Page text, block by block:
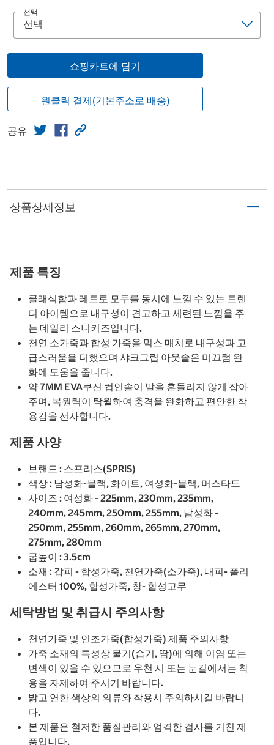
선택
쇼핑카트에 담기
원클릭 결제(기본주소로 배송)
공유
상품상세정보
제품 특징
클래식함과 레트로 모두를 동시에 느낄 수 있는 트렌
디 아이템으로 내구성이 견고하고 세련된 느낌을 주
는 데일리 스니커즈입니다.
천연 소가죽과 합성 가죽을 믹스 매치로 내구성과 고
급스러움을 더했으며 샤크그립 아웃솔은 미끄럼 완
화에 도움을 줍니다.
약 7MM EVA쿠션 컵인솔이 발을 흔들리지 않게 잡아
주며, 복원력이 탁월하여 충격을 완화하고 편안한 착
용감을 선사합니다.
제품 사양
브랜드 : 스프리스(SPRIS)
색상 : 남성화-블랙, 화이트, 여성화-블랙, 머스타드
사이즈 : 여성화 - 225mm, 230mm, 235mm,
240mm, 245mm, 250mm, 255mm, 남성화 -
250mm, 255mm, 260mm, 265mm, 270mm,
275mm, 280mm
굽높이 : 3.5cm
소재 : 갑피 - 합성가죽, 천연가죽(소가죽), 내피- 폴리
에스터 100%, 합성가죽, 창- 합성고무
세탁방법 및 취급시 주의사항
천연가죽 및 인조가죽(합성가죽) 제품 주의사항
가죽 소재의 특성상 물기(습기, 땀)에 의해 이염 또는
변색이 있을 수 있으므로 우천 시 또는 눈길에서는 착
용을 자제하여 주시기 바랍니다.
밝고 연한 색상의 의류와 착용시 주의하시길 바랍니
다.
본 제품은 철저한 품질관리와 엄격한 검사를 거친 제
품입니다.